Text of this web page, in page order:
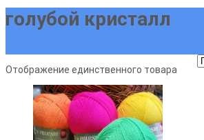
голубой кристалл
Отображение единственного товара